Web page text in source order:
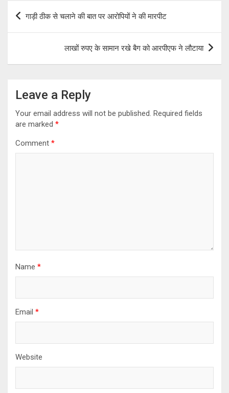
Post
navigation
गाड़ी ठीक से चलाने की बात पर आरोपियों ने की मारपीट
लाखों रुपए के सामान रखे बैग को आरपीएफ ने लौटाया
Leave a Reply
Your email address will not be published. Required fields
are marked *
Comment *
Name *
Email *
Website